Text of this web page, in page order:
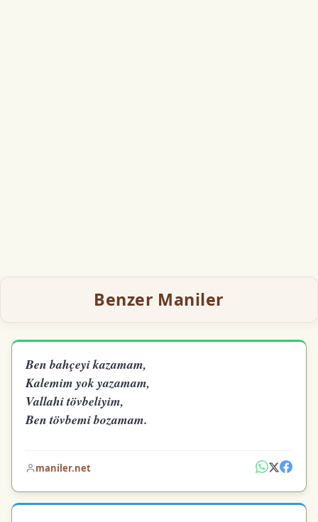
Benzer Maniler
Ben bahçeyi kazamam,
Kalemim yok yazamam,
Vallahi tövbeliyim,
Ben tövbemi bozamam.
maniler.net